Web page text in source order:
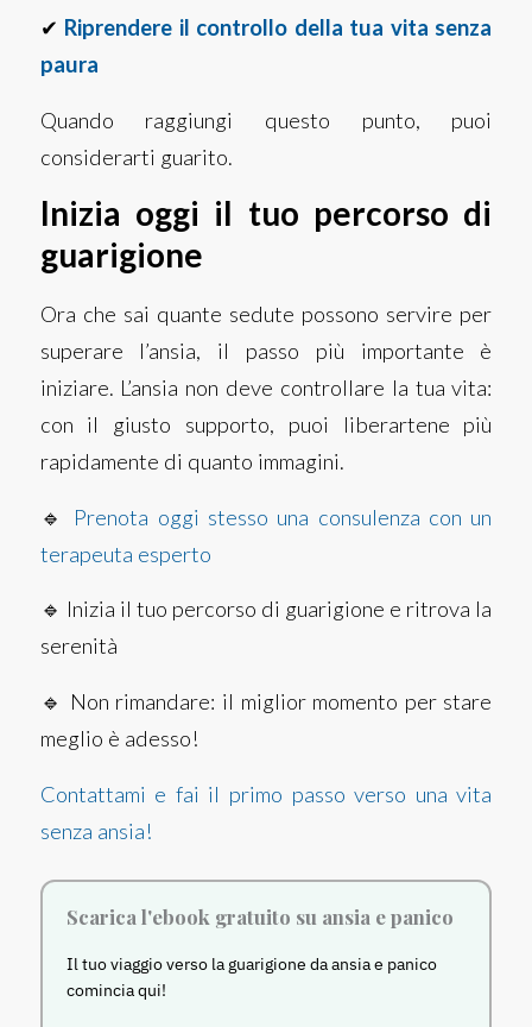
✔ Riprendere il controllo della tua vita senza
paura
Quando raggiungi questo punto, puoi
considerarti guarito.
Inizia oggi il tuo percorso di
guarigione
Ora che sai quante sedute possono servire per
superare l’ansia, il passo più importante è
iniziare. L’ansia non deve controllare la tua vita:
con il giusto supporto, puoi liberartene più
rapidamente di quanto immagini.
🔹 Prenota oggi stesso una consulenza con un
terapeuta esperto
🔹 Inizia il tuo percorso di guarigione e ritrova la
serenità
🔹 Non rimandare: il miglior momento per stare
meglio è adesso!
Contattami e fai il primo passo verso una vita
senza ansia!
Scarica l'ebook gratuito su ansia e panico
Il tuo viaggio verso la guarigione da ansia e panico
comincia qui!